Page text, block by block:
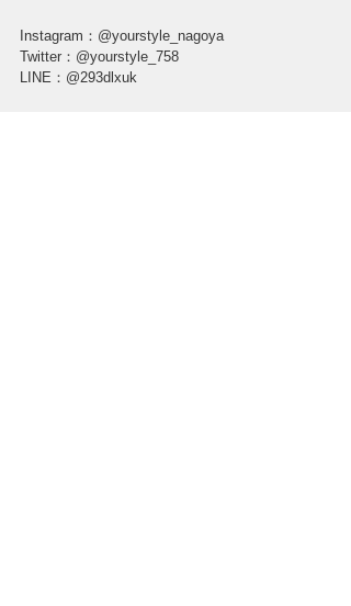
Instagram：@yourstyle_nagoya
Twitter：@yourstyle_758
LINE：@293dlxuk